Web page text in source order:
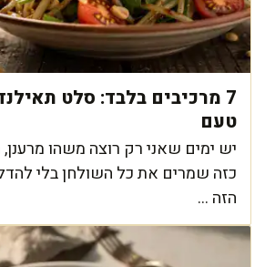
7 מרכיבים בלבד: סלט
טעם
יש ימים שאני רק רוצה משהו
כזה שמרים את כל השולחן בלי
הזה ...